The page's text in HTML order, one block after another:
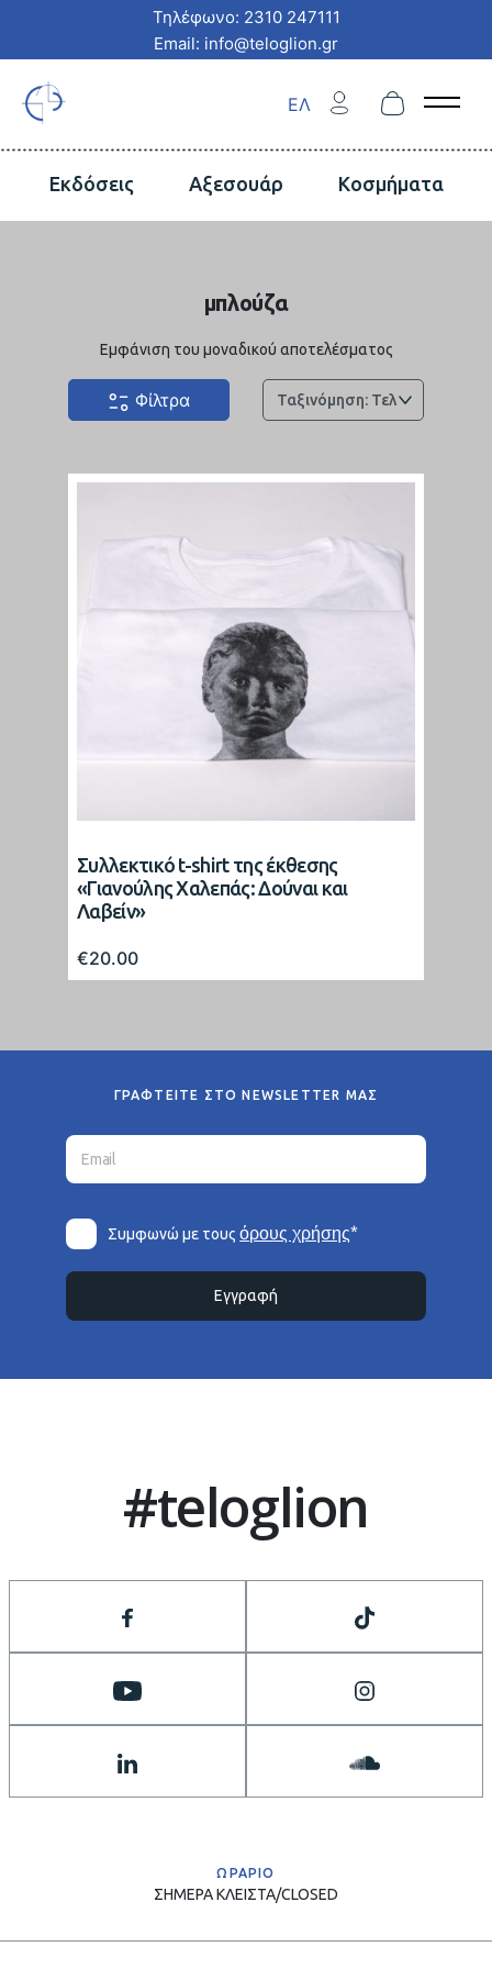
Τηλέφωνο: 2310 247111
Email: info@teloglion.gr
ΕΛ Open
Εκδόσεις Αξεσουάρ Κοσμήματα
μπλούζα
Φίλτρα
Εμφάνιση του μοναδικού αποτελέσματος
Συλλεκτικό t-shirt της έκθεσης
«Γιανούλης Χαλεπάς: Δούναι και
Λαβείν»
€20.00
ΓΡΑΦΤΕΙΤΕ ΣΤΟ NEWSLETTER ΜΑΣ
Συμφωνώ με τουςόρους χρήσης*
Εγγραφή
#teloglion
ΩΡΑΡΙΟ
ΣΗΜΕΡΑΚΛΕΙΣΤΑ/CLOSED